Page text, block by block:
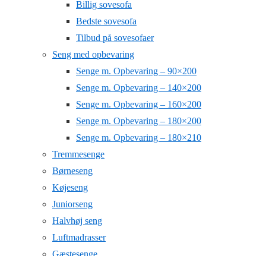
Billig sovesofa
Bedste sovesofa
Tilbud på sovesofaer
Seng med opbevaring
Senge m. Opbevaring – 90×200
Senge m. Opbevaring – 140×200
Senge m. Opbevaring – 160×200
Senge m. Opbevaring – 180×200
Senge m. Opbevaring – 180×210
Tremmesenge
Børneseng
Køjeseng
Juniorseng
Halvhøj seng
Luftmadrasser
Gæstesenge